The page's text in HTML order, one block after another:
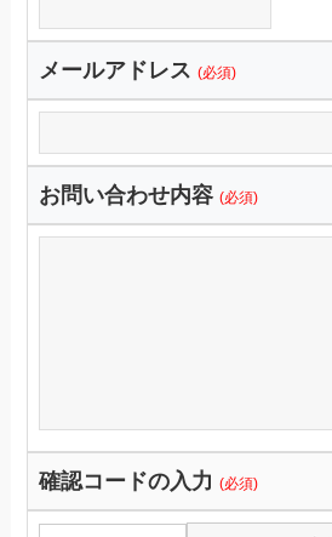
メールアドレス (必須)
お問い合わせ内容 (必須)
確認コードの入力(必須)